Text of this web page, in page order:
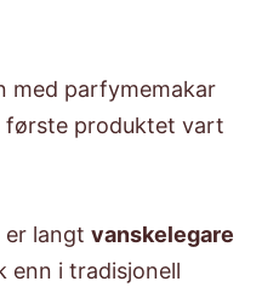
med parfymemakar
første produktet vart
er langt vanskelegare
enn i tradisjonell